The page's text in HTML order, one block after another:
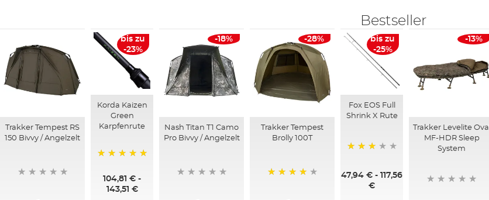
Bestseller
Trakker Tempest RS
150 Bivvy / Angelzelt
bis zu
-23%
Korda Kaizen
Green
Karpfenrute
104,81 € -
143,51 €
-18%
Nash Titan T1 Camo
Pro Bivvy / Angelzelt
-28%
Trakker Tempest
Brolly 100T
bis zu
-25%
Fox EOS Full
Shrink X Rute
47,94 € -117,56
€
-13%
Trakker Levelite Oval
MF-HDR Sleep
System